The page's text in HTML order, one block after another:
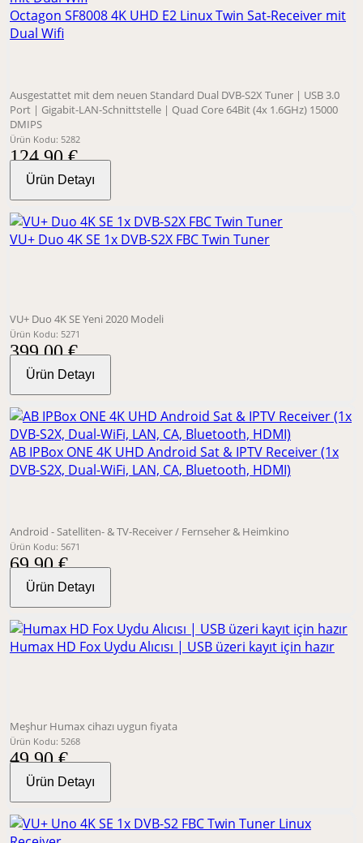
Octagon SF8008 4K UHD E2 Linux Twin Sat-Receiver mit
Dual Wifi
Ausgestattet mit dem neuen Standard Dual DVB-S2X Tuner | USB 3.0
Port | Gigabit-LAN-Schnittstelle | Quad Core 64Bit (4x 1.6GHz) 15000
DMIPS
Ürün Kodu: 5282
124,90 €
Ürün Detayı
VU+ Duo 4K SE 1x DVB-S2X FBC Twin Tuner
VU+ Duo 4K SE Yeni 2020 Modeli
Ürün Kodu: 5271
399,00 €
Ürün Detayı
AB IPBox ONE 4K UHD Android Sat & IPTV Receiver (1x
DVB-S2X, Dual-WiFi, LAN, CA, Bluetooth, HDMI)
Android - Satelliten- & TV-Receiver / Fernseher & Heimkino
Ürün Kodu: 5671
69,90 €
Ürün Detayı
Humax HD Fox Uydu Alıcısı | USB üzeri kayıt için hazır
Meşhur Humax cihazı uygun fiyata
Ürün Kodu: 5268
49,90 €
Ürün Detayı